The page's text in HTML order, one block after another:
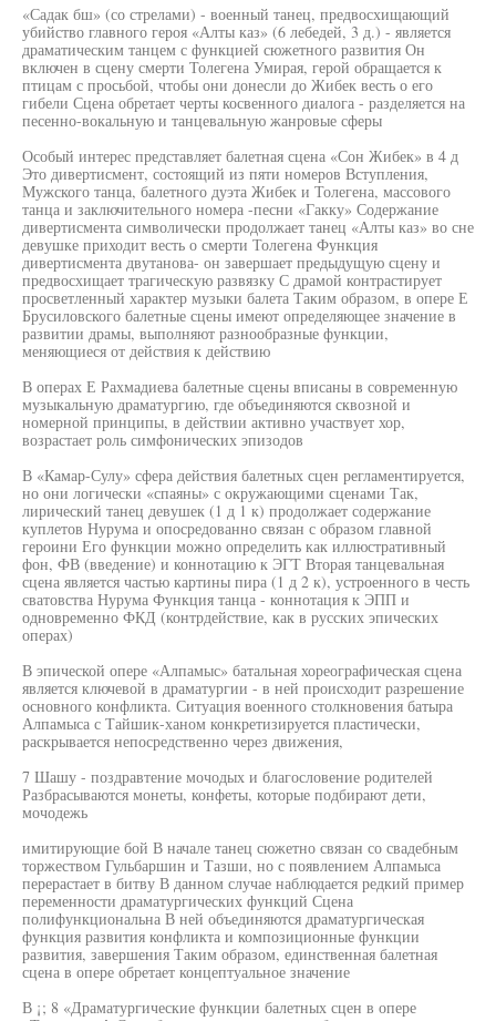
«Садак бш» (со стрелами) - военный танец, предвосхищающий
убийство главного героя «Алты каз» (6 лебедей, 3 д.) - является
драматическим танцем с функцией сюжетного развития Он
включен в сцену смерти Толегена Умирая, герой обращается к
птицам с просьбой, чтобы они донесли до Жибек весть о его
гибели Сцена обретает черты косвенного диалога - разделяется на
песенно-вокальную и танцевальную жанровые сферы
Особый интерес представляет балетная сцена «Сон Жибек» в 4 д
Это дивертисмент, состоящий из пяти номеров Вступления,
Мужского танца, балетного дуэта Жибек и Толегена, массового
танца и заключительного номера -песни «Гакку» Содержание
дивертисмента символически продолжает танец «Алты каз» во сне
девушке приходит весть о смерти Толегена Функция
дивертисмента двутанова- он завершает предыдущую сцену и
предвосхищает трагическую развязку С драмой контрастирует
просветленный характер музыки балета Таким образом, в опере Е
Брусиловского балетные сцены имеют определяющее значение в
развитии драмы, выполняют разнообразные функции,
меняющиеся от действия к действию
В операх Е Рахмадиева балетные сцены вписаны в современную
музыкальную драматургию, где объединяются сквозной и
номерной принципы, в действии активно участвует хор,
возрастает роль симфонических эпизодов
В «Камар-Сулу» сфера действия балетных сцен регламентируется,
но они логически «спаяны» с окружающими сценами Так,
лирический танец девушек (1 д 1 к) продолжает содержание
куплетов Нурума и опосредованно связан с образом главной
героини Его функции можно определить как иллюстративный
фон, ФВ (введение) и коннотацию к ЭГТ Вторая танцевальная
сцена является частью картины пира (1 д 2 к), устроенного в честь
сватовства Нурума Функция танца - коннотация к ЭПП и
одновременно ФКД (контрдействие, как в русских эпических
операх)
В эпической опере «Алпамыс» батальная хореографическая сцена
является ключевой в драматургии - в ней происходит разрешение
основного конфликта. Ситуация военного столкновения батыра
Алпамыса с Тайшик-ханом конкретизируется пластически,
раскрывается непосредственно через движения,
7 Шашу - поздравтение мочодых и благословение родителей
Разбрасываются монеты, конфеты, которые подбирают дети,
мочодежь
имитирующие бой В начале танец сюжетно связан со свадебным
торжеством Гульбаршин и Тазши, но с появлением Алпамыса
перерастает в битву В данном случае наблюдается редкий пример
переменности драматургических функций Сцена
полифункциональна В ней объединяются драматургическая
функция развития конфликта и композиционные функции
развития, завершения Таким образом, единственная балетная
сцена в опере обретает концептуальное значение
В ¡; 8 «Драматургические функции балетных сцен в опере